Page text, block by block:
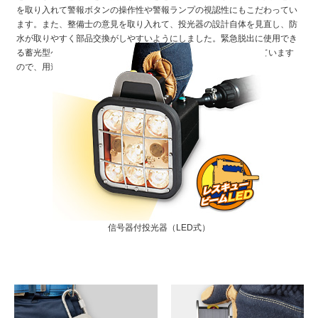
を取り入れて警報ボタンの操作性や警報ランプの視認性にもこだわってい
ます。また、整備士の意見を取り入れて、投光器の設計自体を見直し、防
水が取りやすく部品交換がしやすいようにしました。緊急脱出に使用でき
る蓄光型ケーブルは、引張強度の違う2種類のケーブルを用意しています
ので、用途に合わせて選択してください。
信号器付投光器（LED式）